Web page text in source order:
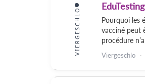
VIERGESCHLO
Pourquoi les
vacciné peut
procédure
Viergeschlo